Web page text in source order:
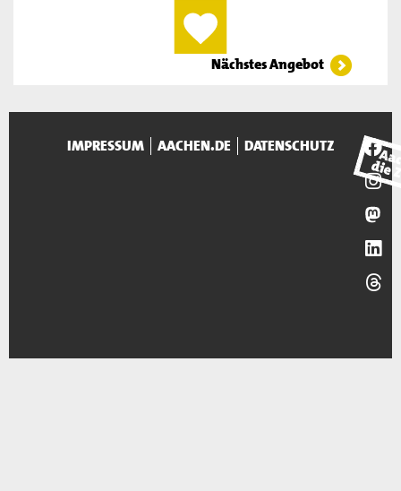
Nächstes Angebot
IMPRESSUM AACHEN.DE DATENSCHUTZ